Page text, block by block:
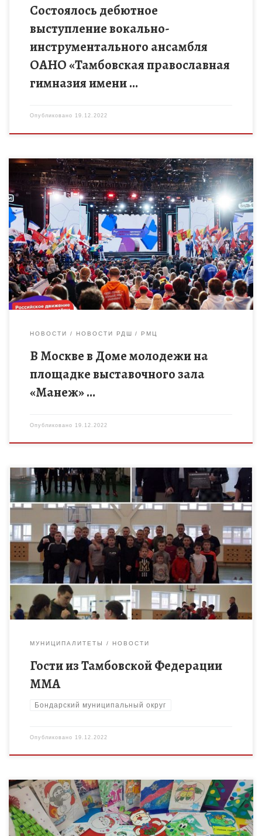
Состоялось дебютное
выступление вокально-
инструментального ансамбля
ОАНО «Тамбовская православная
гимназия имени …
Опубликовано 19.12.2022
Делегация Тамбовской области представляет регион
на I Съезде Российского движения детей и молодёжи. Закон о
создании детского […]
НОВОСТИ НОВОСТИ РДШ РМЦ
В Москве в Доме молодежи на
площадке выставочного зала
«Манеж» …
Опубликовано 19.12.2022
17 декабря у ребят из объединения «Смешанные боевые
единоборства ММА» педагога дополнительного образования
А.И. Ермакова , которое открыто в рамках федерального
проекта «Успех каждого ребенка» […]
МУНИЦИПАЛИТЕТЫ НОВОСТИ
Гости из Тамбовской Федерации
ММА
Бондарский муниципальный округ
Опубликовано 19.12.2022